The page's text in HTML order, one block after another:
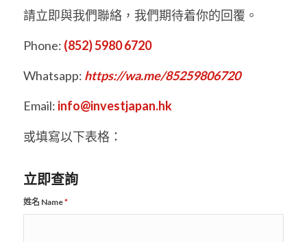
請立即與我們聯絡，我們期待着你的回覆。
Phone: (852) 5980 6720
Whatsapp: https://wa.me/85259806720
Email: info@investjapan.hk
或填寫以下表格：
立即查詢
姓名 Name*